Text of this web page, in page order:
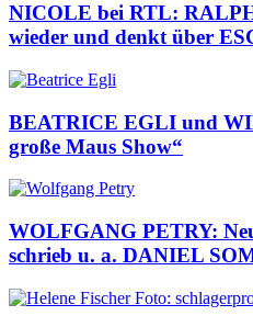
NICOLE bei RTL:
wieder und denkt über
BEATRICE EGLI und
große Maus Show“
WOLFGANG PETRY:
schrieb u. a. DANIEL